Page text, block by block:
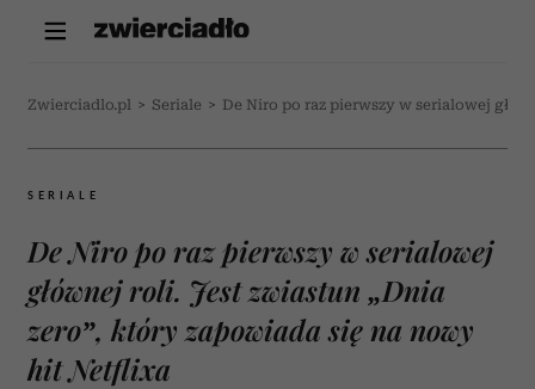
Zwierciadlo.pl > Seriale > De Niro po raz pierwszy w serialowej
SERIALE
De Niro po raz pierwszy w serialowej
głównej roli. Jest zwiastun „Dnia
zero”, który zapowiada się na nowy
hit Netflixa